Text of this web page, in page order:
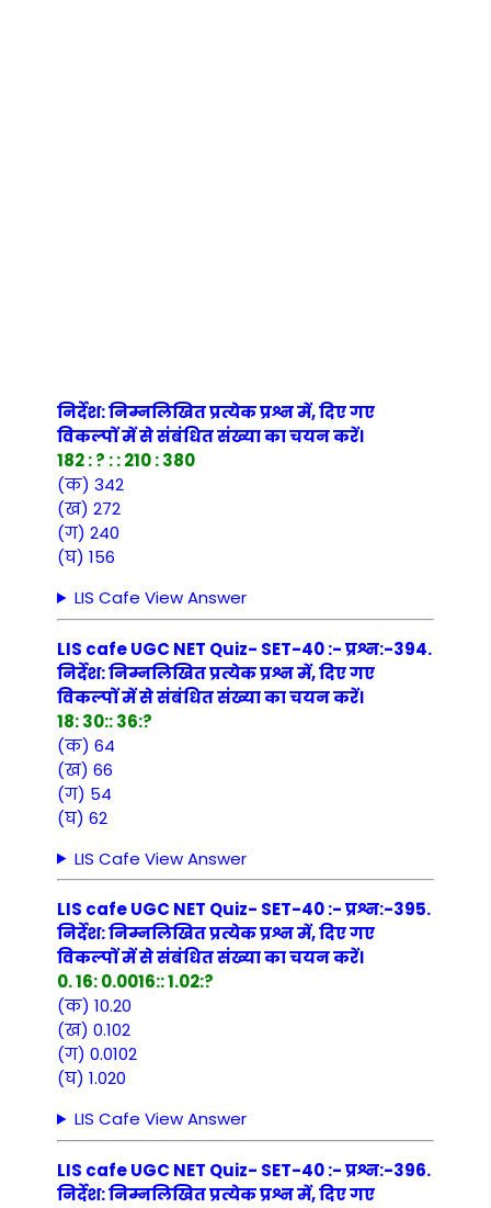
निर्देश: निम्नलिखित प्रत्येक प्रश्न में, दिए गए
विकल्पों में से संबंधित संख्या का चयन करें।
182 : ? : : 210 : 380
(क) 342
(ख) 272
(ग) 240
(घ) 156
LIS Cafe View Answer
LIS cafe UGC NET Quiz- SET-40 :- प्रश्न:-394.
निर्देश: निम्नलिखित प्रत्येक प्रश्न में, दिए गए
विकल्पों में से संबंधित संख्या का चयन करें।
18: 30:: 36:?
(क) 64
(ख) 66
(ग) 54
(घ) 62
LIS Cafe View Answer
LIS cafe UGC NET Quiz- SET-40 :- प्रश्न:-395.
निर्देश: निम्नलिखित प्रत्येक प्रश्न में, दिए गए
विकल्पों में से संबंधित संख्या का चयन करें।
0. 16: 0.0016:: 1.02:?
(क) 10.20
(ख) 0.102
(ग) 0.0102
(घ) 1.020
LIS Cafe View Answer
LIS cafe UGC NET Quiz- SET-40 :- प्रश्न:-396.
निर्देश: निम्नलिखित प्रत्येक प्रश्न में, दिए गए